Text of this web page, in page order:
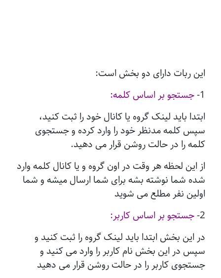
این ربات دارای دو بخش است:
1- جستجو بر اساس کلمه:
ابتدا باید لینک گروه یا کانال خود را ثبت کنید،
سپس کلمه مدنظر خود را وارد کرده و جستجوی
کلمه را در حالت روشن قرار می دهید.
از این لحظه هر وقت در اون گروه و یا کانال کلمه وارد
شده شما نوشته بشه برای شما ارسال میشه و شما
اولین نفر مطلع می شوید
2- جستجو بر اساس کاربر:
در این بخش ابتدا باید لینک گروه را ثبت کنید و
سپس در این بخش نام کاربر را وارد می کنید و
جستجوی کاربر را در حالت روشن قرار می دهید